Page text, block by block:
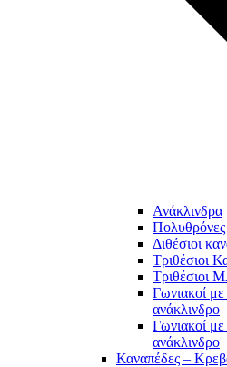
Ανάκλινδρα
Πολυθρόνες
Διθέσιοι
Τριθέσιοι
Τριθέσιοι
Γωνιακοί με
ανάκλινδρο
Γωνιακοί
ανάκλινδρο
Καναπέδες –